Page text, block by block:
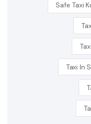
Safe Taxi
Taxi In